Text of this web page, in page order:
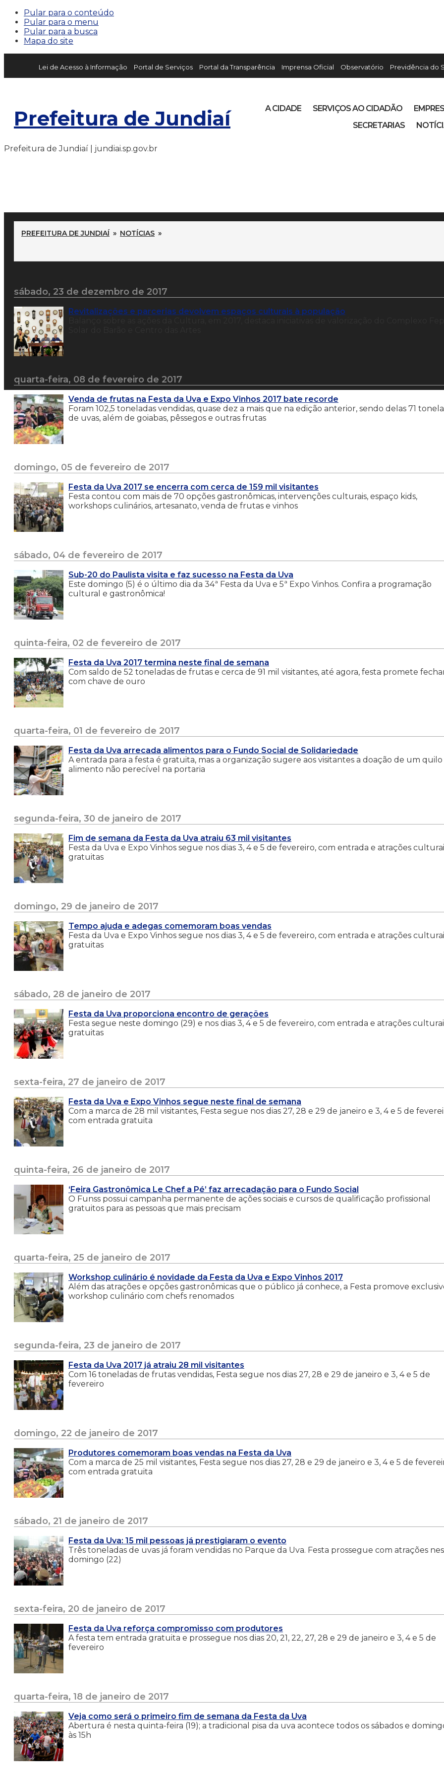
Pular para o conteúdo
Pular para o menu
Pular para a busca
Mapa do site
Lei de Acesso à Informação Portal de Serviços Portal da Transparência Imprensa Oficial Observatório Previdência do
Prefeitura de Jundiaí A CIDADE SERVIÇOS AO CIDADÃO
SECRETARIAS
Prefeitura de Jundiaí | jundiai.sp.gov.br
PREFEITURA DE JUNDIAÍ » NOTÍCIAS »
sábado, 23 de dezembro de 2017
Revitalizações e parcerias devolvem espaços culturais à população
quarta-feira, 08 de fevereiro de 2017
Venda de frutas na Festa da Uva e Expo Vinhos 2017 bate recorde
Foram 102,5 toneladas vendidas, quase dez a mais que na edição anterior, sendo delas 71
de uvas, além de goiabas, pêssegos e outras frutas
domingo, 05 de fevereiro de 2017
Festa da Uva 2017 se encerra com cerca de 159 mil visitantes
Festa contou com mais de 70 opções gastronômicas, intervenções culturais, espaço kids,
workshops culinários, artesanato, venda de frutas e vinhos
sábado, 04 de fevereiro de 2017
Sub-20 do Paulista visita e faz sucesso na Festa da Uva
Este domingo (5) é o último dia da 34ª Festa da Uva e 5ª Expo Vinhos. Confira a programação
cultural e gastronômica!
quinta-feira, 02 de fevereiro de 2017
Festa da Uva 2017 termina neste final de semana
Com saldo de 52 toneladas de frutas e cerca de 91 mil visitantes, até agora, festa promete
com chave de ouro
quarta-feira, 01 de fevereiro de 2017
Festa da Uva arrecada alimentos para o Fundo Social de Solidariedade
A entrada para a festa é gratuita, mas a organização sugere aos visitantes a doação de um
alimento não perecível na portaria
segunda-feira, 30 de janeiro de 2017
Fim de semana da Festa da Uva atraiu 63 mil visitantes
Festa da Uva e Expo Vinhos segue nos dias 3, 4 e 5 de fevereiro, com entrada e atrações
gratuitas
domingo, 29 de janeiro de 2017
Tempo ajuda e adegas comemoram boas vendas
Festa da Uva e Expo Vinhos segue nos dias 3, 4 e 5 de fevereiro, com entrada e atrações
gratuitas
sábado, 28 de janeiro de 2017
Festa da Uva proporciona encontro de gerações
Festa segue neste domingo (29) e nos dias 3, 4 e 5 de fevereiro, com entrada e atrações
gratuitas
sexta-feira, 27 de janeiro de 2017
Festa da Uva e Expo Vinhos segue neste final de semana
Com a marca de 28 mil visitantes, Festa segue nos dias 27, 28 e 29 de janeiro e 3, 4 e 5 de
com entrada gratuita
quinta-feira, 26 de janeiro de 2017
‘Feira Gastronômica Le Chef a Pé’ faz arrecadação para o Fundo Social
O Funss possui campanha permanente de ações sociais e cursos de qualificação profissional
gratuitos para as pessoas que mais precisam
quarta-feira, 25 de janeiro de 2017
Workshop culinário é novidade da Festa da Uva e Expo Vinhos 2017
Além das atrações e opções gastronômicas que o público já conhece, a Festa promove
workshop culinário com chefs renomados
segunda-feira, 23 de janeiro de 2017
Festa da Uva 2017 já atraiu 28 mil visitantes
Com 16 toneladas de frutas vendidas, Festa segue nos dias 27, 28 e 29 de janeiro e 3, 4 e 5 de
fevereiro
domingo, 22 de janeiro de 2017
Produtores comemoram boas vendas na Festa da Uva
Com a marca de 25 mil visitantes, Festa segue nos dias 27, 28 e 29 de janeiro e 3, 4 e 5 de
com entrada gratuita
sábado, 21 de janeiro de 2017
Festa da Uva: 15 mil pessoas já prestigiaram o evento
Três toneladas de uvas já foram vendidas no Parque da Uva. Festa prossegue com atrações
domingo (22)
sexta-feira, 20 de janeiro de 2017
Festa da Uva reforça compromisso com produtores
A festa tem entrada gratuita e prossegue nos dias 20, 21, 22, 27, 28 e 29 de janeiro e 3, 4 e 5 de
fevereiro
quarta-feira, 18 de janeiro de 2017
Veja como será o primeiro fim de semana da Festa da Uva
Abertura é nesta quinta-feira (19); a tradicional pisa da uva acontece todos os sábados e
às 15h